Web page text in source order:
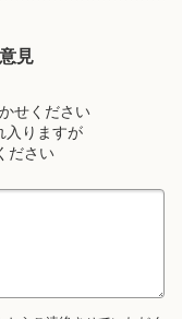
見
せください
入りますが
ださい